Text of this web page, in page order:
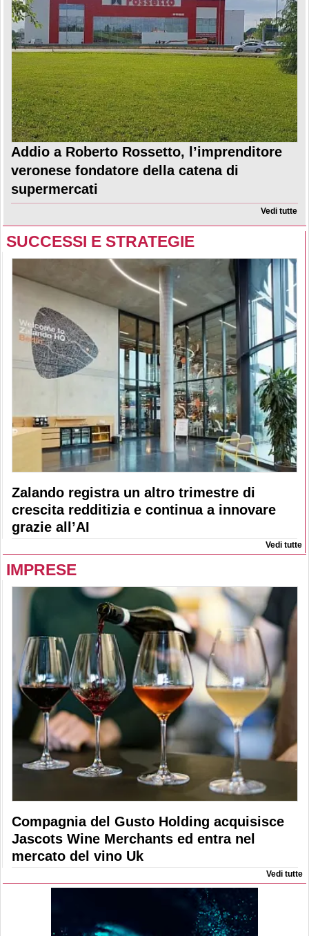
Addio a Roberto Rossetto, l’imprenditore
veronese fondatore della catena di
supermercati
Vedi tutte
SUCCESSI E STRATEGIE
Zalando registra un altro trimestre di
crescita redditizia e continua a innovare
grazie all’AI
Vedi tutte
IMPRESE
Compagnia del Gusto Holding acquisisce
Jascots Wine Merchants ed entra nel
mercato del vino Uk
Vedi tutte